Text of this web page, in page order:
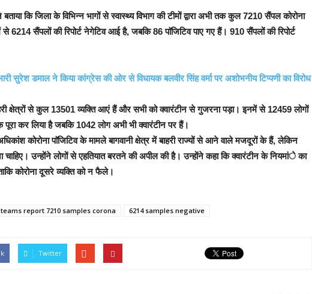
कि जिला के विभिन्न भागों से स्वास्थ्य विभाग की टीमों द्वारा अभी तक कुल 7210 सैंपल कोरोना
6214 सैंपलों की रिपोर्ट नेगेटिव आई है, जबकि 86 पाॅजिटिव पाए गए हैं। 910 सैंपलों की रिपोर्ट
सुरेश डमाल ने किया कांग्रेस की ओर से विधायक बलवीर सिंह वर्मा पर अशोभनीय टिप्पणी का विरोध
क्षेत्रों से कुल 13501 व्यक्ति आएं हैं और सभी को क्वारंटीन से गुजरना पड़ा। इनमें से 12459 लोगों
पूरा कर लिया है जबकि 1042 लोग अभी भी क्वारंटीन पर हैं।
कोरोना पाॅजिटिव के मामले बागवानी क्षेत्र में बाहरी राज्यों से आने वाले मजदूरों के हैं, लेकिन
चाहिए।उन्होंने लोगों से एहतियात बरतने की अपील की है। उन्होंने कहा कि क्वारंटीन के नियमांे का
कोरोना दूसरे व्यक्ति को न फैले।
report 7210 samples corona 6214 samples negative
Twitter